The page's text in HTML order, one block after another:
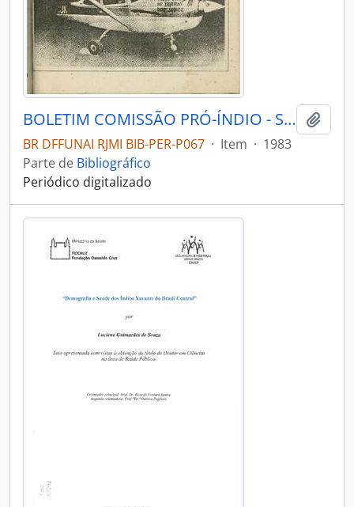
BOLETIM COMISSÃO PRÓ-ÍNDIO - SÃO PAULO COMISSÃO PRÓ-ÍNDIO - 1983 - Nº15
BR DFFUNAI RJMI BIB-PER-P067 · Item · 1983
Parte de Bibliográfico
Periódico digitalizado